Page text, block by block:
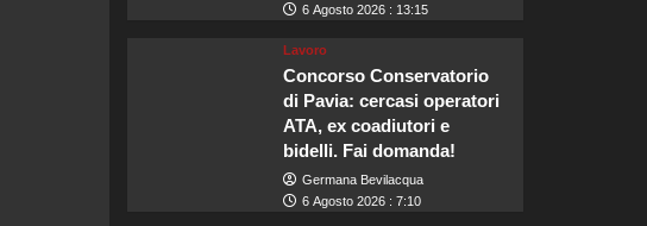
6 Agosto 2026 : 13:15
Lavoro
Concorso Conservatorio
di Pavia: cercasi operatori
ATA, ex coadiutori e
bidelli. Fai domanda!
Germana Bevilacqua
6 Agosto 2026 : 7:10